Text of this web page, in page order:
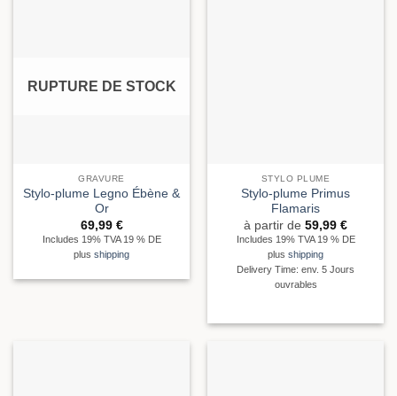
RUPTURE DE STOCK
GRAVURE
Stylo-plume Legno Ébène &
Or
69,99 €
Includes 19% TVA 19 % DE
plus shipping
STYLO PLUME
Stylo-plume Primus
Flamaris
à partir de 59,99 €
Includes 19% TVA 19 % DE
plus shipping
Delivery Time: env. 5 Jours
ouvrables